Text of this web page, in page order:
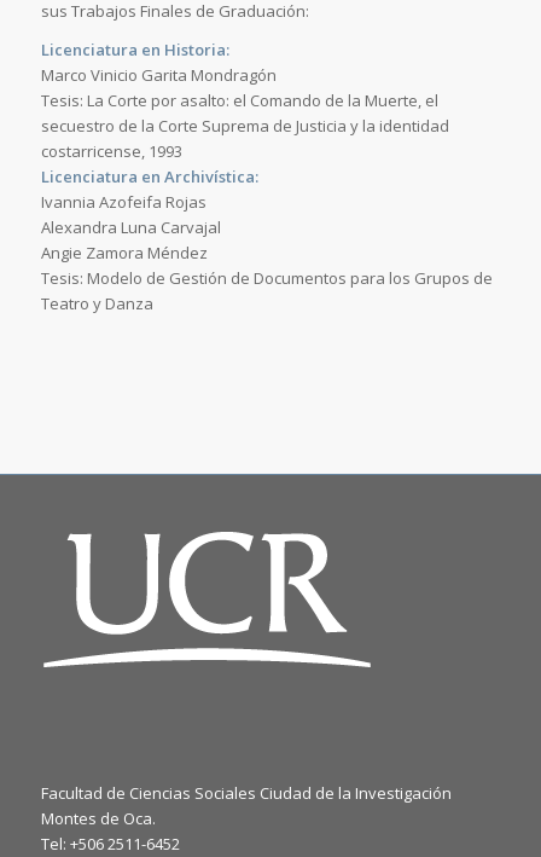
sus Trabajos Finales de Graduación:
Licenciatura en Historia:
Marco Vinicio Garita Mondragón
Tesis: La Corte por asalto: el Comando de la Muerte, el
secuestro de la Corte Suprema de Justicia y la identidad
costarricense, 1993
Licenciatura en Archivística:
Ivannia Azofeifa Rojas
Alexandra Luna Carvajal
Angie Zamora Méndez
Tesis: Modelo de Gestión de Documentos para los Grupos de
Teatro y Danza
Facultad de Ciencias Sociales Ciudad de la Investigación
Montes de Oca.
Tel: +506 2511-6452